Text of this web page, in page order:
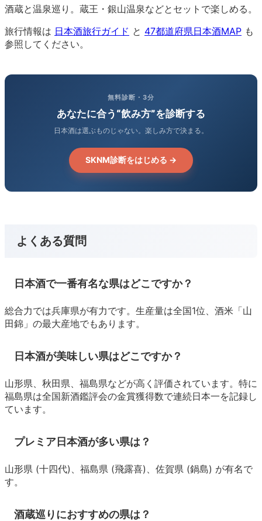
酒蔵と温泉巡り。蔵王・銀山温泉などとセットで楽しめる。
旅行情報は 日本酒旅行ガイド と 47都道府県日本酒MAP も
参照してください。
無料診断・3分
あなたに合う“飲み方”を診断する
日本酒は選ぶものじゃない。楽しみ方で決まる。
SKNM診断をはじめる →
よくある質問
日本酒で一番有名な県はどこですか？
総合力では兵庫県が有力です。生産量は全国1位、酒米「山
田錦」の最大産地でもあります。
日本酒が美味しい県はどこですか？
山形県、秋田県、福島県などが高く評価されています。特に
福島県は全国新酒鑑評会の金賞獲得数で連続日本一を記録し
ています。
プレミア日本酒が多い県は？
山形県 (十四代)、福島県 (飛露喜)、佐賀県 (鍋島) が有名で
す。
酒蔵巡りにおすすめの県は？